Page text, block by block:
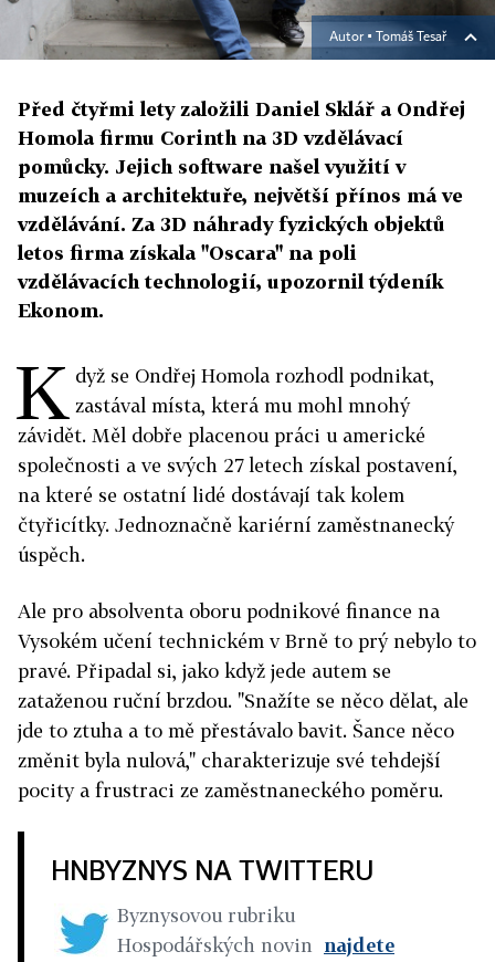
Autor ▪ Tomáš Tesař
Před čtyřmi lety založili Daniel Sklář a Ondřej
Homola firmu Corinth na 3D vzdělávací
pomůcky. Jejich software našel využití v
muzeích a architektuře, největší přínos má ve
vzdělávání. Za 3D náhrady fyzických objektů
letos firma získala "Oscara" na poli
vzdělávacích technologií, upozornil týdeník
Ekonom.
K dyž se Ondřej Homola rozhodl podnikat,
zastával místa, která mu mohl mnohý
závidět. Měl dobře placenou práci u americké
společnosti a ve svých 27 letech získal postavení,
na které se ostatní lidé dostávají tak kolem
čtyřicítky. Jednoznačně kariérní zaměstnanecký
úspěch.
Ale pro absolventa oboru podnikové finance na
Vysokém učení technickém v Brně to prý nebylo to
pravé. Připadal si, jako když jede autem se
zataženou ruční brzdou. "Snažíte se něco dělat, ale
jde to ztuha a to mě přestávalo bavit. Šance něco
změnit byla nulová," charakterizuje své tehdejší
pocity a frustraci ze zaměstnaneckého poměru.
HNBYZNYS NA TWITTERU
Byznysovou rubriku
Hospodářských novin najdete